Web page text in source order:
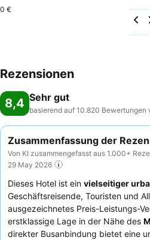
0 €
Rezensionen
8,4 Sehr gut
basierend auf 10.820 Bewertungen
Zusammenfassung der
Von KI zusammengefasst aus 1.000+
29 May 2026
Dieses Hotel ist ein vielseitiger
Geschäftsreisende, Touristen und
ausgezeichnetes Preis-Leistungs-
erstklassige Lage in der Nähe des
direkter Busanbindung bietet eine